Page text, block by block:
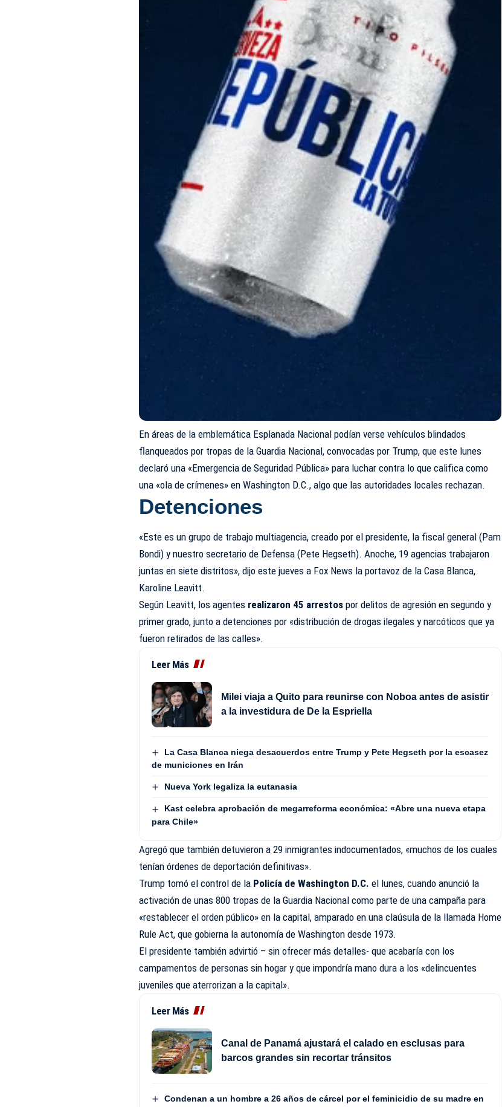
En áreas de la emblemática Esplanada Nacional podían verse vehículos blindados
flanqueados por tropas de la Guardia Nacional, convocadas por Trump, que este lunes
declaró una «Emergencia de Seguridad Pública» para luchar contra lo que califica como
una «ola de crímenes» en Washington D.C., algo que las autoridades locales rechazan.
Detenciones
«Este es un grupo de trabajo multiagencia, creado por el presidente, la fiscal general (Pam
Bondi) y nuestro secretario de Defensa (Pete Hegseth). Anoche, 19 agencias trabajaron
juntas en siete distritos», dijo este jueves a Fox News la portavoz de la Casa Blanca,
Karoline Leavitt.
Según Leavitt, los agentes realizaron 45 arrestos por delitos de agresión en segundo y
primer grado, junto a detenciones por «distribución de drogas ilegales y narcóticos que ya
fueron retirados de las calles».
Leer Más
Milei viaja a Quito para reunirse con Noboa antes de asistir
a la investidura de De la Espriella
La Casa Blanca niega desacuerdos entre Trump y Pete Hegseth por la escasez
de municiones en Irán
Nueva York legaliza la eutanasia
Kast celebra aprobación de megarreforma económica: «Abre una nueva etapa
para Chile»
Agregó que también detuvieron a 29 inmigrantes indocumentados, «muchos de los cuales
tenían órdenes de deportación definitivas».
Trump tomó el control de la Policía de Washington D.C. el lunes, cuando anunció la
activación de unas 800 tropas de la Guardia Nacional como parte de una campaña para
«restablecer el orden público» en la capital, amparado en una claúsula de la llamada Home
Rule Act, que gobierna la autonomía de Washington desde 1973.
El presidente también advirtió – sin ofrecer más detalles- que acabaría con los
campamentos de personas sin hogar y que impondría mano dura a los «delincuentes
juveniles que aterrorizan a la capital».
Leer Más
Canal de Panamá ajustará el calado en esclusas para
barcos grandes sin recortar tránsitos
Condenan a un hombre a 26 años de cárcel por el feminicidio de su madre en